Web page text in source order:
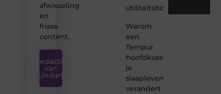
afwisseling
en
frisse
content.
Redactie
van
Lindart
utiliteitsbouw
Warom
een
Tempur
hoofdkussen
je
slaapleven
verandert